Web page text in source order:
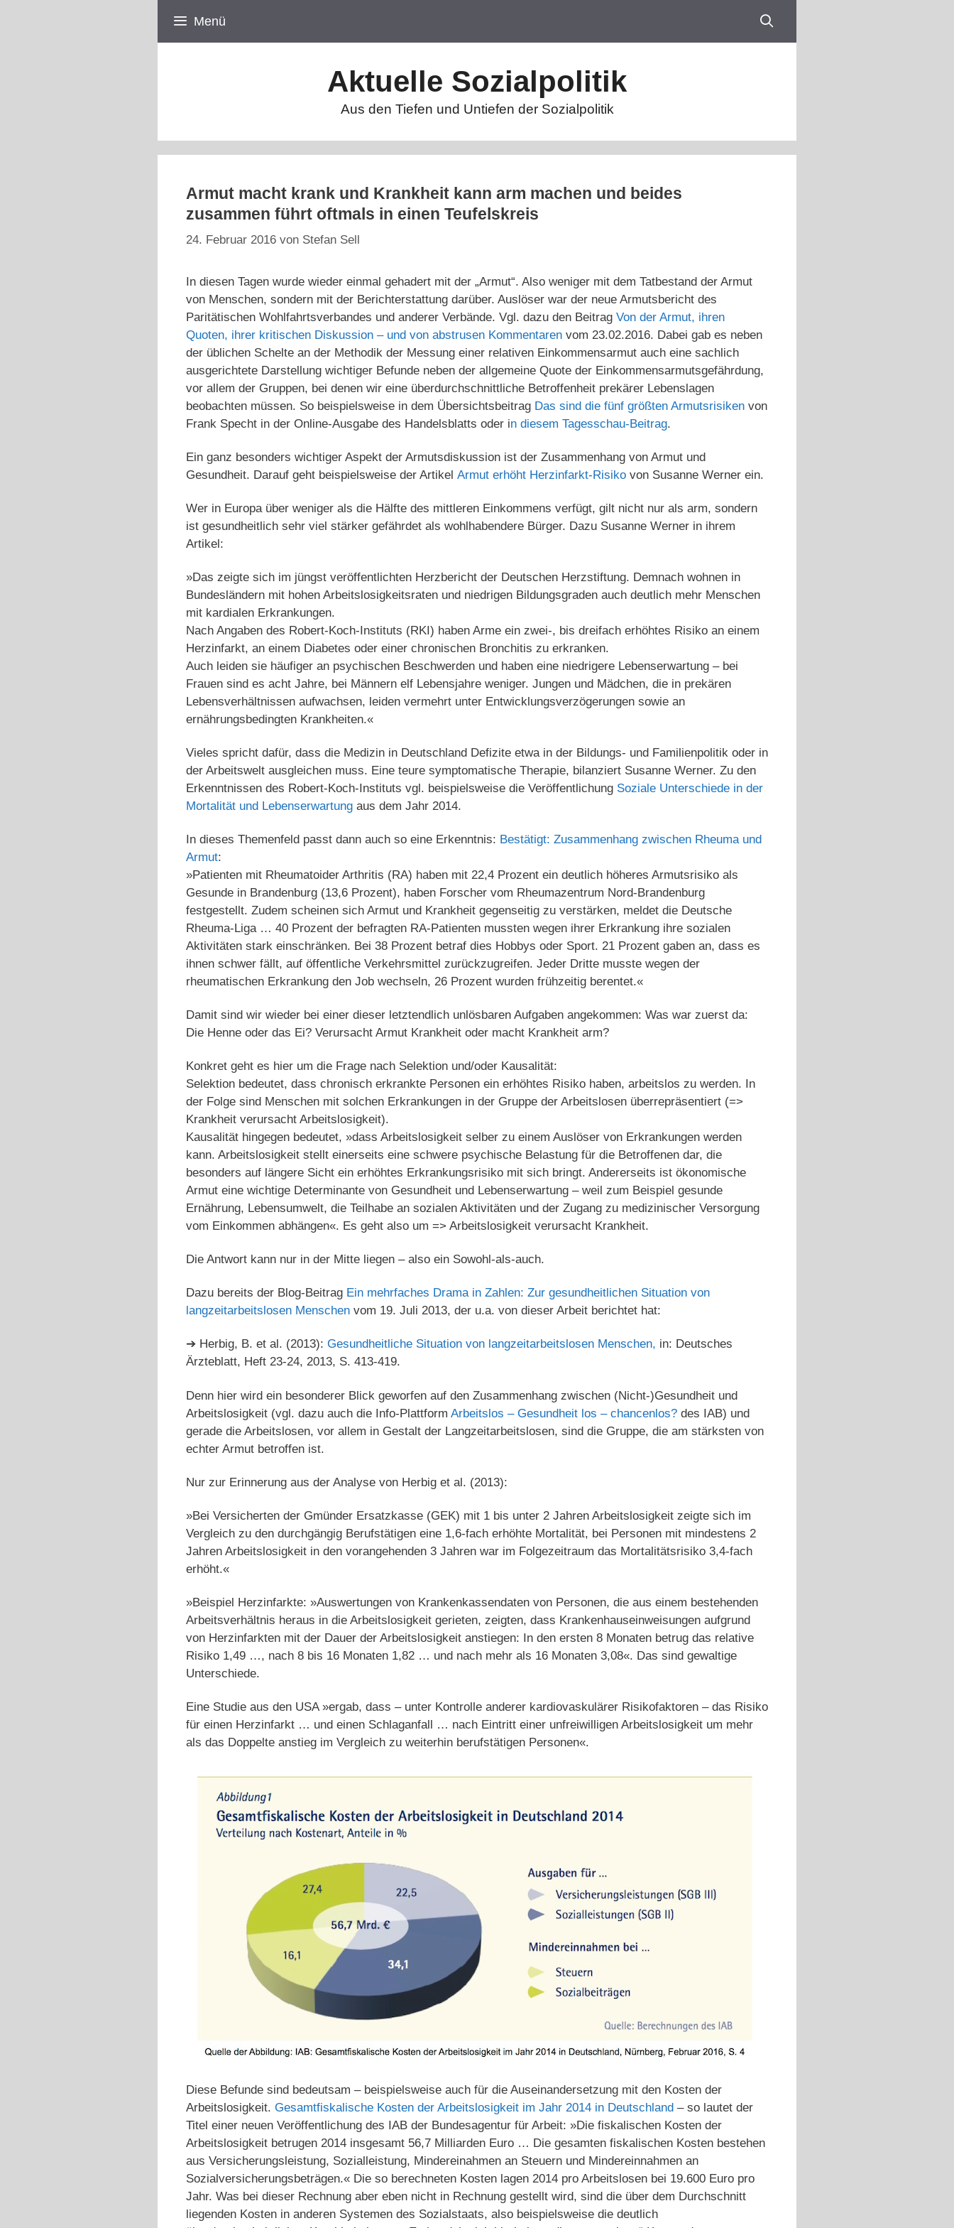
Menü
Aktuelle Sozialpolitik
Aus den Tiefen und Untiefen der Sozialpolitik
Armut macht krank und Krankheit kann arm machen und beides
zusammen führt oftmals in einen Teufelskreis
24. Februar 2016 von Stefan Sell
In diesen Tagen wurde wieder einmal gehadert mit der „Armut“. Also weniger mit dem Tatbestand der Armut
von Menschen, sondern mit der Berichterstattung darüber. Auslöser war der neue Armutsbericht des
Paritätischen Wohlfahrtsverbandes und anderer Verbände. Vgl. dazu den Beitrag Von der Armut, ihren
Quoten, ihrer kritischen Diskussion – und von abstrusen Kommentaren vom 23.02.2016. Dabei gab es neben
der üblichen Schelte an der Methodik der Messung einer relativen Einkommensarmut auch eine sachlich
ausgerichtete Darstellung wichtiger Befunde neben der allgemeine Quote der Einkommensarmutsgefährdung,
vor allem der Gruppen, bei denen wir eine überdurchschnittliche Betroffenheit prekärer Lebenslagen
beobachten müssen. So beispielsweise in dem Übersichtsbeitrag Das sind die fünf größten Armutsrisiken von
Frank Specht in der Online-Ausgabe des Handelsblatts oder in diesem Tagesschau-Beitrag.
Ein ganz besonders wichtiger Aspekt der Armutsdiskussion ist der Zusammenhang von Armut und
Gesundheit. Darauf geht beispielsweise der Artikel Armut erhöht Herzinfarkt-Risiko von Susanne Werner ein.
Wer in Europa über weniger als die Hälfte des mittleren Einkommens verfügt, gilt nicht nur als arm, sondern
ist gesundheitlich sehr viel stärker gefährdet als wohlhabendere Bürger. Dazu Susanne Werner in ihrem
Artikel:
»Das zeigte sich im jüngst veröffentlichten Herzbericht der Deutschen Herzstiftung. Demnach wohnen in
Bundesländern mit hohen Arbeitslosigkeitsraten und niedrigen Bildungsgraden auch deutlich mehr Menschen
mit kardialen Erkrankungen.
Nach Angaben des Robert-Koch-Instituts (RKI) haben Arme ein zwei-, bis dreifach erhöhtes Risiko an einem
Herzinfarkt, an einem Diabetes oder einer chronischen Bronchitis zu erkranken.
Auch leiden sie häufiger an psychischen Beschwerden und haben eine niedrigere Lebenserwartung – bei
Frauen sind es acht Jahre, bei Männern elf Lebensjahre weniger. Jungen und Mädchen, die in prekären
Lebensverhältnissen aufwachsen, leiden vermehrt unter Entwicklungsverzögerungen sowie an
ernährungsbedingten Krankheiten.«
Vieles spricht dafür, dass die Medizin in Deutschland Defizite etwa in der Bildungs- und Familienpolitik oder in
der Arbeitswelt ausgleichen muss. Eine teure symptomatische Therapie, bilanziert Susanne Werner. Zu den
Erkenntnissen des Robert-Koch-Instituts vgl. beispielsweise die Veröffentlichung Soziale Unterschiede in der
Mortalität und Lebenserwartung aus dem Jahr 2014.
In dieses Themenfeld passt dann auch so eine Erkenntnis: Bestätigt: Zusammenhang zwischen Rheuma und
Armut:
»Patienten mit Rheumatoider Arthritis (RA) haben mit 22,4 Prozent ein deutlich höheres Armutsrisiko als
Gesunde in Brandenburg (13,6 Prozent), haben Forscher vom Rheumazentrum Nord-Brandenburg
festgestellt. Zudem scheinen sich Armut und Krankheit gegenseitig zu verstärken, meldet die Deutsche
Rheuma-Liga … 40 Prozent der befragten RA-Patienten mussten wegen ihrer Erkrankung ihre sozialen
Aktivitäten stark einschränken. Bei 38 Prozent betraf dies Hobbys oder Sport. 21 Prozent gaben an, dass es
ihnen schwer fällt, auf öffentliche Verkehrsmittel zurückzugreifen. Jeder Dritte musste wegen der
rheumatischen Erkrankung den Job wechseln, 26 Prozent wurden frühzeitig berentet.«
Damit sind wir wieder bei einer dieser letztendlich unlösbaren Aufgaben angekommen: Was war zuerst da:
Die Henne oder das Ei? Verursacht Armut Krankheit oder macht Krankheit arm?
Konkret geht es hier um die Frage nach Selektion und/oder Kausalität:
Selektion bedeutet, dass chronisch erkrankte Personen ein erhöhtes Risiko haben, arbeitslos zu werden. In
der Folge sind Menschen mit solchen Erkrankungen in der Gruppe der Arbeitslosen überrepräsentiert (=>
Krankheit verursacht Arbeitslosigkeit).
Kausalität hingegen bedeutet, »dass Arbeitslosigkeit selber zu einem Auslöser von Erkrankungen werden
kann. Arbeitslosigkeit stellt einerseits eine schwere psychische Belastung für die Betroffenen dar, die
besonders auf längere Sicht ein erhöhtes Erkrankungsrisiko mit sich bringt. Andererseits ist ökonomische
Armut eine wichtige Determinante von Gesundheit und Lebenserwartung – weil zum Beispiel gesunde
Ernährung, Lebensumwelt, die Teilhabe an sozialen Aktivitäten und der Zugang zu medizinischer Versorgung
vom Einkommen abhängen«. Es geht also um => Arbeitslosigkeit verursacht Krankheit.
Die Antwort kann nur in der Mitte liegen – also ein Sowohl-als-auch.
Dazu bereits der Blog-Beitrag Ein mehrfaches Drama in Zahlen: Zur gesundheitlichen Situation von
langzeitarbeitslosen Menschen vom 19. Juli 2013, der u.a. von dieser Arbeit berichtet hat:
➔ Herbig, B. et al. (2013): Gesundheitliche Situation von langzeitarbeitslosen Menschen, in: Deutsches
Ärzteblatt, Heft 23-24, 2013, S. 413-419.
Denn hier wird ein besonderer Blick geworfen auf den Zusammenhang zwischen (Nicht-)Gesundheit und
Arbeitslosigkeit (vgl. dazu auch die Info-Plattform Arbeitslos – Gesundheit los – chancenlos? des IAB) und
gerade die Arbeitslosen, vor allem in Gestalt der Langzeitarbeitslosen, sind die Gruppe, die am stärksten von
echter Armut betroffen ist.
Nur zur Erinnerung aus der Analyse von Herbig et al. (2013):
»Bei Versicherten der Gmünder Ersatzkasse (GEK) mit 1 bis unter 2 Jahren Arbeitslosigkeit zeigte sich im
Vergleich zu den durchgängig Berufstätigen eine 1,6-fach erhöhte Mortalität, bei Personen mit mindestens 2
Jahren Arbeitslosigkeit in den vorangehenden 3 Jahren war im Folgezeitraum das Mortalitätsrisiko 3,4-fach
erhöht.«
»Beispiel Herzinfarkte: »Auswertungen von Krankenkassendaten von Personen, die aus einem bestehenden
Arbeitsverhältnis heraus in die Arbeitslosigkeit gerieten, zeigten, dass Krankenhauseinweisungen aufgrund
von Herzinfarkten mit der Dauer der Arbeitslosigkeit anstiegen: In den ersten 8 Monaten betrug das relative
Risiko 1,49 …, nach 8 bis 16 Monaten 1,82 … und nach mehr als 16 Monaten 3,08«. Das sind gewaltige
Unterschiede.
Eine Studie aus den USA »ergab, dass – unter Kontrolle anderer kardiovaskulärer Risikofaktoren – das Risiko
für einen Herzinfarkt … und einen Schlaganfall … nach Eintritt einer unfreiwilligen Arbeitslosigkeit um mehr
als das Doppelte anstieg im Vergleich zu weiterhin berufstätigen Personen«.
Diese Befunde sind bedeutsam – beispielsweise auch für die Auseinandersetzung mit den Kosten der
Arbeitslosigkeit. Gesamtfiskalische Kosten der Arbeitslosigkeit im Jahr 2014 in Deutschland – so lautet der
Titel einer neuen Veröffentlichung des IAB der Bundesagentur für Arbeit: »Die fiskalischen Kosten der
Arbeitslosigkeit betrugen 2014 insgesamt 56,7 Milliarden Euro … Die gesamten fiskalischen Kosten bestehen
aus Versicherungsleistung, Sozialleistung, Mindereinahmen an Steuern und Mindereinnahmen an
Sozialversicherungsbeträgen.« Die so berechneten Kosten lagen 2014 pro Arbeitslosen bei 19.600 Euro pro
Jahr. Was bei dieser Rechnung aber eben nicht in Rechnung gestellt wird, sind die über dem Durchschnitt
liegenden Kosten in anderen Systemen des Sozialstaats, also beispielsweise die deutlich